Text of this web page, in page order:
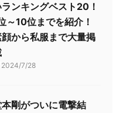
金額面では全く同じです。 楽天
ランキングベスト20！
～10位までを紹介！
から私服まで大量掲
2024/7/28
剛がついに電撃結